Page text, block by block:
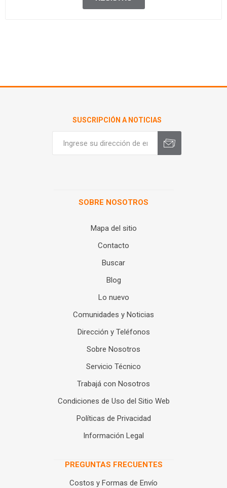
SUSCRIPCIÓN A NOTICIAS
SOBRE NOSOTROS
Mapa del sitio
Contacto
Buscar
Blog
Lo nuevo
Comunidades y Noticias
Dirección y Teléfonos
Sobre Nosotros
Servicio Técnico
Trabajá con Nosotros
Condiciones de Uso del Sitio Web
Políticas de Privacidad
Información Legal
PREGUNTAS FRECUENTES
Costos y Formas de Envío